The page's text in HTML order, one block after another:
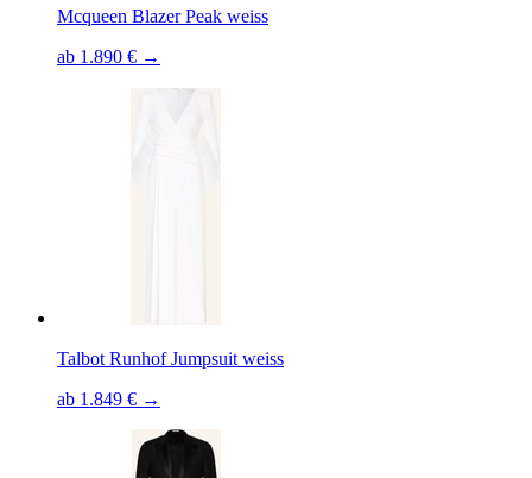
Mcqueen Blazer Peak weiss
ab 1.890 € →
Talbot Runhof Jumpsuit weiss
ab 1.849 € →